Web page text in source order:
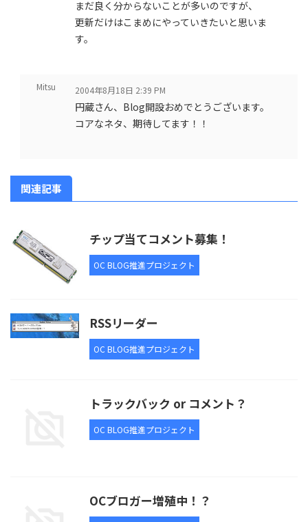
まだ良く分からないことが多いのですが、
更新だけはこまめにやっていきたいと思いま
す。
Mitsu 2004年8月18日 2:39 PM
円蔵さん、Blog開設おめでとうございます。
コアなネタ、期待してます！！
関連記事
チップ当てコメント募集！
OC BLOG推進プロジェクト
RSSリーダー
OC BLOG推進プロジェクト
トラックバック or コメント？
OC BLOG推進プロジェクト
OCブロガー増殖中！？